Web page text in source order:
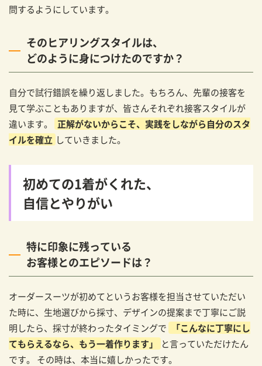
問するようにしています。
そのヒアリングスタイルは、
どのように身につけたのですか？
自分で試行錯誤を繰り返しました。もちろん、先輩の接客を
見て学ぶこともありますが、皆さんそれぞれ接客スタイルが
違います。
正解がないからこそ、実践をしながら自分のスタ
イルを確立 していきました。
初めての1着がくれた、
自信とやりがい
特に印象に残っている
お客様とのエピソードは？
オーダースーツが初めてというお客様を担当させていただい
た時に、生地選びから採寸、デザインの提案まで丁寧にご説
明したら、採寸が終わったタイミングで
「こんなに丁寧にし
てもらえるなら、もう一着作ります」
と言っていただけたん
です。 その時は、本当に嬉しかったです。